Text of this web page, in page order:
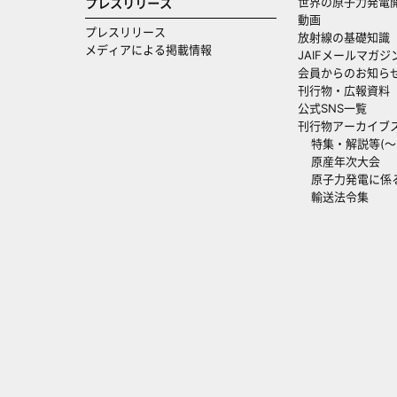
プレスリリース
メディアによる掲載情報
動画
放射線の基礎知識
JAIFメールマガジ
会員からのお知ら
刊行物・広報資料
公式SNS一覧
刊行物アーカイブ
特集・解説等(
原産年次大会
原子力発電に係
輸送法令集